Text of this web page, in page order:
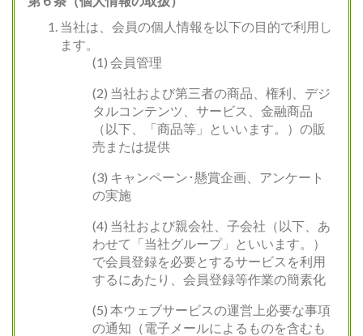
当社は、会員の個人情報を以下の目的で利用し
ます。
(1) 会員管理
(2) 当社および第三者の商品、権利、デジ
タルコンテンツ、サービス、金融商品
（以下、「商品等」といいます。）の販
売または提供
(3) キャンペーン･懸賞企画、アンケート
の実施
(4) 当社および親会社、子会社（以下、あ
わせて「当社グループ」といいます。）
で会員登録を必要とするサービスを利用
するにあたり、会員登録等作業の簡素化
(5) 本ウェブサービスの運営上必要な事項
の通知（電子メールによるものを含むも